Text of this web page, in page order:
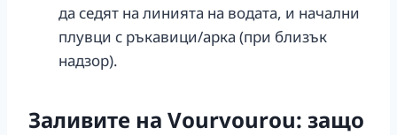
да седят на линията на водата, и начални
плувци с ръкавици/арка (при близък
надзор).
Заливите на Vourvourou: защо